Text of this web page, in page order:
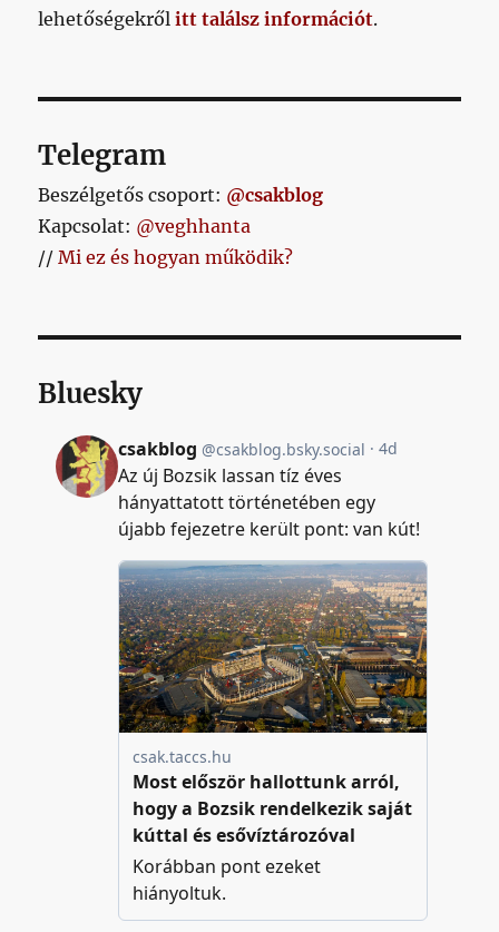
lehetőségekrőlitt találsz információt.
Telegram
Beszélgetős csoport: @csakblog
Kapcsolat: @veghhanta
//Mi ez és hogyan működik?
Bluesky